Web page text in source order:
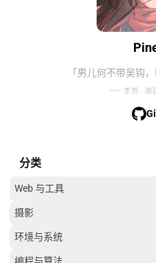
「男儿何不带吴钩
—— 李贺 · 南
分类
Web 与工具
摄影
环境与系统